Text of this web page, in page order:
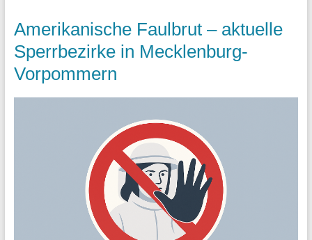
Amerikanische Faulbrut – aktuelle
Sperrbezirke in Mecklenburg-
Vorpommern